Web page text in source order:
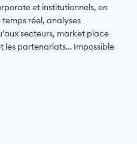
et institutionnels, en
réel, analyses
secteurs, market place
les partenariats… Impossible